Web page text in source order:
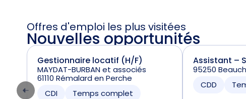
Offres d'emploi les plus visitées
Nouvelles opportunités
Gestionnaire locatif (H/F)
MAYDAT-BURBAN et associés
61110 Rémalard en Perche
CDI
Temps complet
Assistant –
95250
CDD